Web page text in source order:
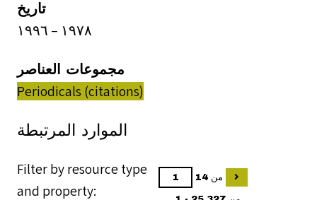
تاريخ
١٩٧٨ – ١٩٩٦
مجموعات العناصر
Periodicals (citations)
الموارد المرتبطة
Filter by resource type
and property:
من 14